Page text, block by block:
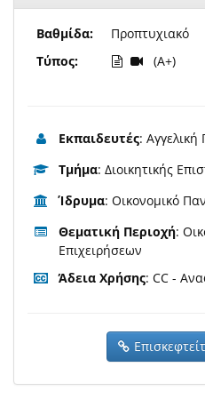
Βαθμίδα:
Τύπος:
Προπτυχιακό
(A+)
Εκπαιδευτές:
Τμήμα: Διοικητικής
Ίδρυμα: Οικονομικό
Θεματική Περιοχή:
Επιχειρήσεων
Άδεια Χρήσης: CC -